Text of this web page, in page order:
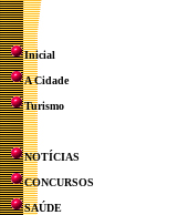
Inicial
A Cidade
Turismo
NOTÍCIAS
CONCURSOS
SAÚDE